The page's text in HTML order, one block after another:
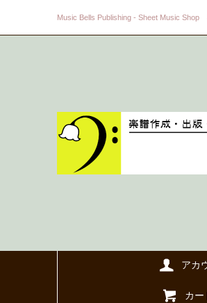
Music Bells Publishing - Sheet Music
アカ
カー